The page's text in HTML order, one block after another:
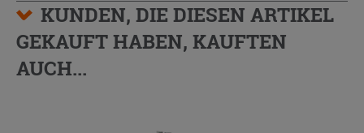
KUNDEN, DIE DIESEN ARTIKEL
GEKAUFT HABEN, KAUFTEN
AUCH...